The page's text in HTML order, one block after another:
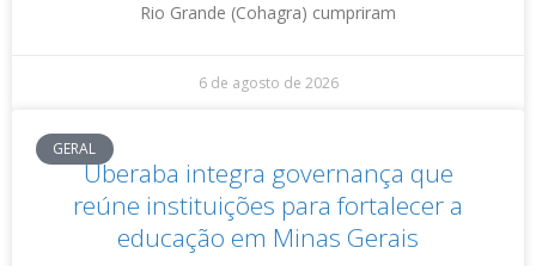
Rio Grande (Cohagra) cumpriram
6 de agosto de 2026
GERAL
Uberaba integra governança que
reúne instituições para fortalecer a
educação em Minas Gerais